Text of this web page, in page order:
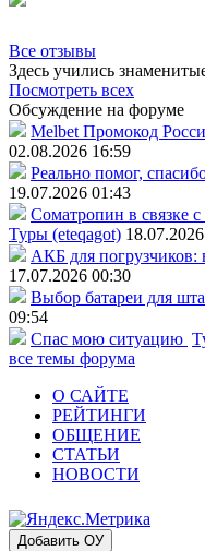
Все отзывы
Здесь учились
Посмотреть всех
Обсуждение на форуме
Melbet Промокод
02.08.2026 16:59
Реально помог,
19.07.2026 01:43
Соматропин в связке
Туры (eteqagot)
АКБ для погрузчиков:
17.07.2026 00:30
Выбор батареи для
09:54
Спас мою ситуацию
все темы форума
О САЙТЕ
РЕЙТИНГИ
ОБЩЕНИЕ
СТАТЬИ
НОВОСТИ
Добавить ОУ